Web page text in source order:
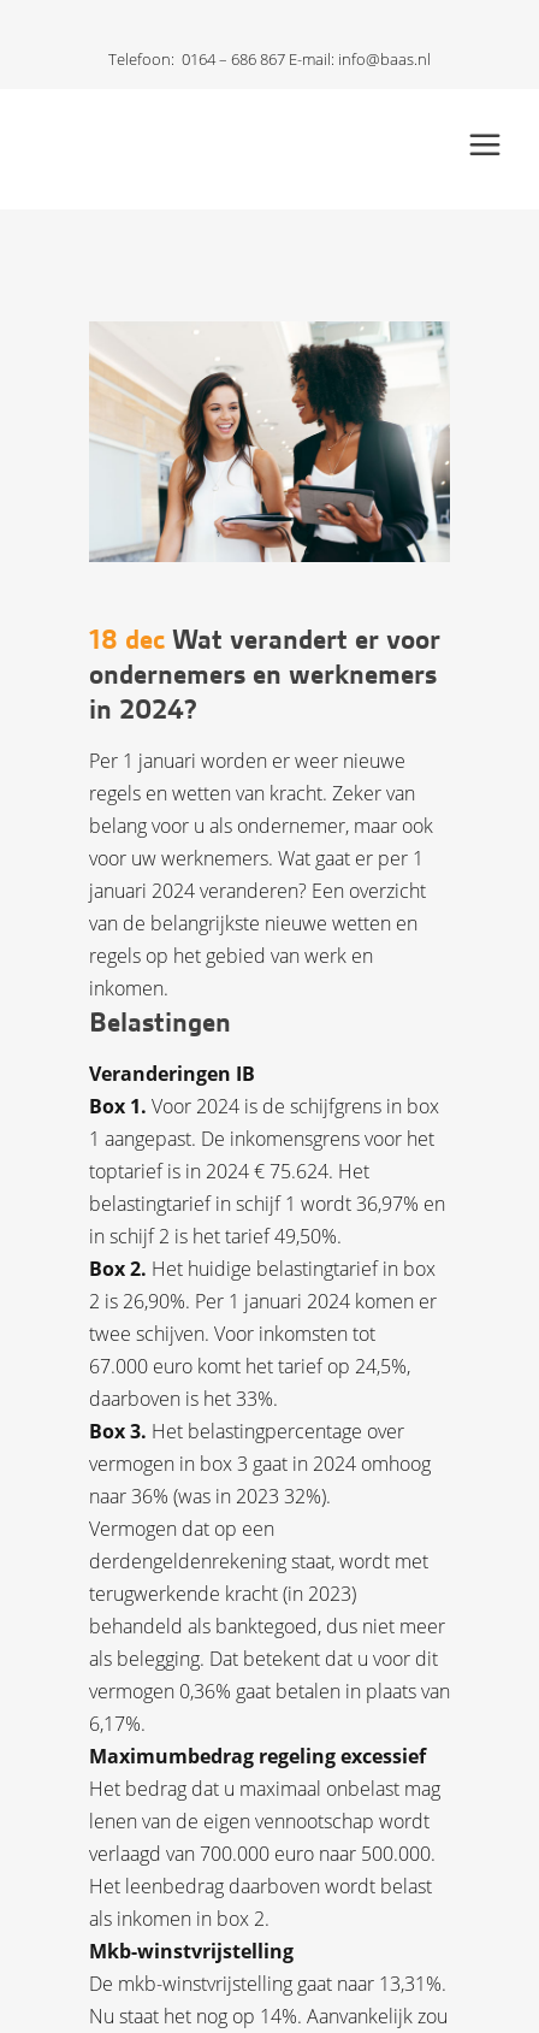
Telefoon: 0164 – 686 867 E-mail: info@baas.nl
18 dec Wat verandert er voor
ondernemers en werknemers
in 2024?
Per 1 januari worden er weer nieuwe
regels en wetten van kracht. Zeker van
belang voor u als ondernemer, maar ook
voor uw werknemers. Wat gaat er per 1
januari 2024 veranderen? Een overzicht
van de belangrijkste nieuwe wetten en
regels op het gebied van werk en
inkomen.
Belastingen
Veranderingen IB
Box 1. Voor 2024 is de schijfgrens in box
1 aangepast. De inkomensgrens voor het
toptarief is in 2024 € 75.624. Het
belastingtarief in schijf 1 wordt 36,97% en
in schijf 2 is het tarief 49,50%.
Box 2. Het huidige belastingtarief in box
2 is 26,90%. Per 1 januari 2024 komen er
twee schijven. Voor inkomsten tot
67.000 euro komt het tarief op 24,5%,
daarboven is het 33%.
Box 3. Het belastingpercentage over
vermogen in box 3 gaat in 2024 omhoog
naar 36% (was in 2023 32%).
Vermogen dat op een
derdengeldenrekening staat, wordt met
terugwerkende kracht (in 2023)
behandeld als banktegoed, dus niet meer
als belegging. Dat betekent dat u voor dit
vermogen 0,36% gaat betalen in plaats van
6,17%.
Maximumbedrag regeling excessief
Het bedrag dat u maximaal onbelast mag
lenen van de eigen vennootschap wordt
verlaagd van 700.000 euro naar 500.000.
Het leenbedrag daarboven wordt belast
als inkomen in box 2.
Mkb-winstvrijstelling
De mkb-winstvrijstelling gaat naar 13,31%.
Nu staat het nog op 14%. Aanvankelijk zou